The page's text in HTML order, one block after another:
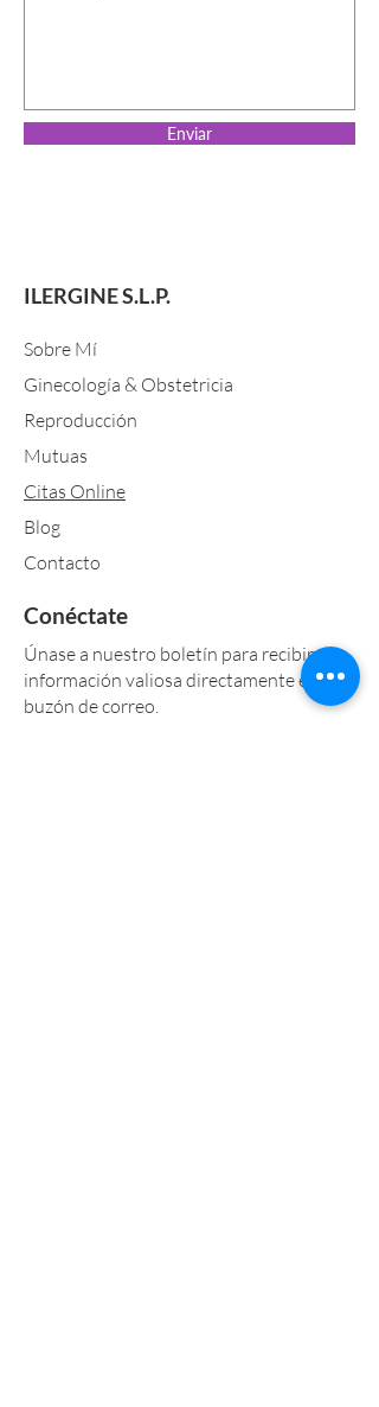
Enviar
ILERGINE S.L.P.
Sobre Mí
Ginecología & Obstetricia
Reproducción
Mutuas
Citas Online
Blog
Contacto
Conéctate
Únase a nuestro boletín para recibir
información valiosa directamente en su
buzón de correo.